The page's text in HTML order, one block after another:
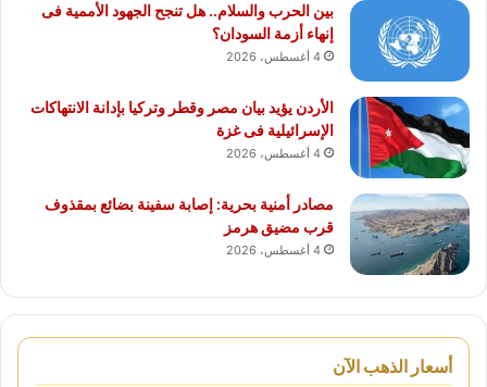
بين الحرب والسلام.. هل تنجح الجهود الأممية فى
إنهاء أزمة السودان؟
4 أغسطس، 2026
الأردن يؤيد بيان مصر وقطر وتركيا بإدانة الانتهاكات
الإسرائيلية فى غزة
4 أغسطس، 2026
مصادر أمنية بحرية: إصابة سفينة بضائع بمقذوف
قرب مضيق هرمز
4 أغسطس، 2026
أسعار الذهب الآن